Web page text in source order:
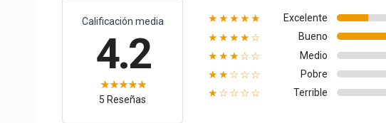
Calificación media
4.2
5 Reseñas
★★★★★ Excelente
★★★★☆ Bueno
★★★☆☆ Medio
★★☆☆☆ Pobre
★☆☆☆☆ Terrible